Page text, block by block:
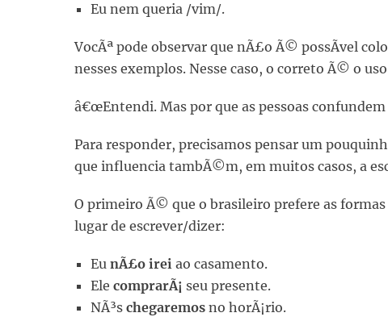
Eu nem queria /vim/.
VocÃª pode observar que nÃ£o Ã© possÃ­vel
nesses exemplos. Nesse caso, o correto Ã© o
â€œEntendi. Mas por que as pessoas confundem
Para responder, precisamos pensar um
que influencia tambÃ©m, em muitos casos, a
O primeiro Ã© que o brasileiro prefere as
lugar de escrever/dizer:
Eu nÃ£o irei ao casamento.
Ele comprarÃ¡ seu presente.
NÃ³s chegaremos no horÃ¡rio.